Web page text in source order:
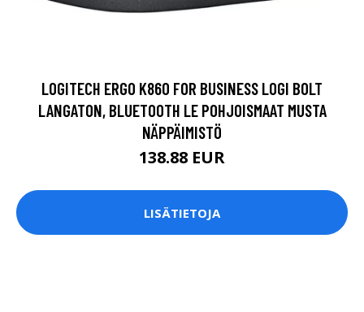
LOGITECH ERGO K860 FOR BUSINESS LOGI BOLT
LANGATON, BLUETOOTH LE POHJOISMAAT MUSTA
NÄPPÄIMISTÖ
138.88 EUR
LISÄTIETOJA